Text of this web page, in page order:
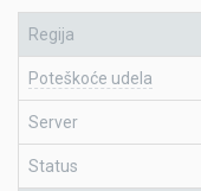
Regija
Poteškoće udela
Server
Status